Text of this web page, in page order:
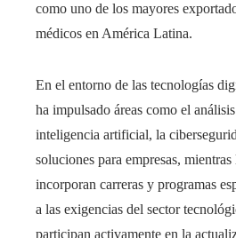
como uno de los mayores
médicos en América Latina.
En el entorno de las tecnologías
ha impulsado áreas como el
inteligencia artificial, la
soluciones para empresas,
incorporan carreras y programas
a las exigencias del sector
participan activamente en la